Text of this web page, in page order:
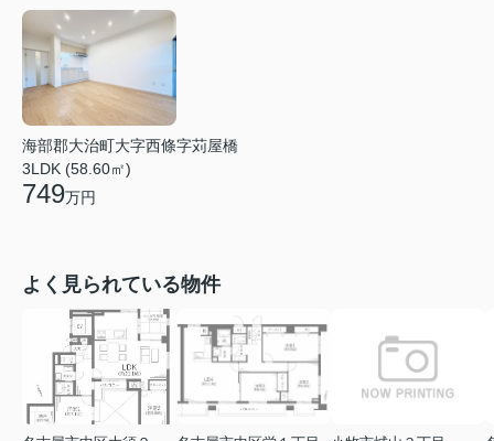
海部郡大治町大字西條字苅屋橋
3LDK (58.60㎡)
749万円
よく見られている物件